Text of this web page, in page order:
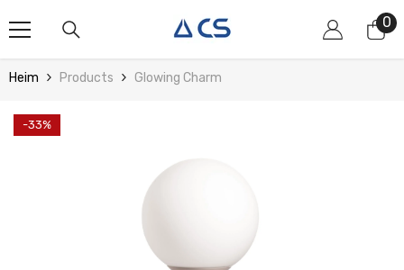
00
Heim Products Glowing Charm
-33%